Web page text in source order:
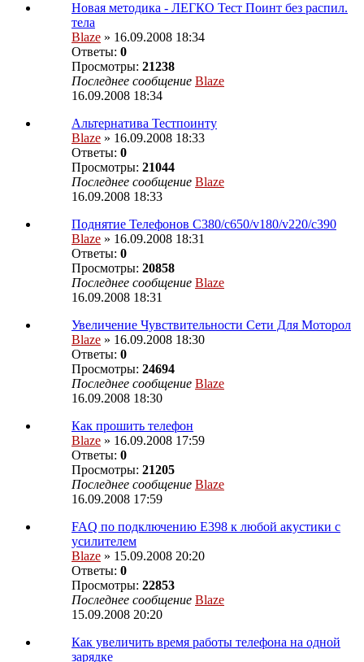
Новая методика - ЛЕГКО Тест Поинт без распил.
тела
Blaze » 16.09.2008 18:34
Ответы: 0
Просмотры: 21238
Последнее сообщение Blaze
16.09.2008 18:34
Альтернатива Тестпоинту
Blaze » 16.09.2008 18:33
Ответы: 0
Просмотры: 21044
Последнее сообщение Blaze
16.09.2008 18:33
Поднятие Телефонов C380/c650/v180/v220/c390
Blaze » 16.09.2008 18:31
Ответы: 0
Просмотры: 20858
Последнее сообщение Blaze
16.09.2008 18:31
Увеличение Чувствительности Сети Для Моторол
Blaze » 16.09.2008 18:30
Ответы: 0
Просмотры: 24694
Последнее сообщение Blaze
16.09.2008 18:30
Как прошить телефон
Blaze » 16.09.2008 17:59
Ответы: 0
Просмотры: 21205
Последнее сообщение Blaze
16.09.2008 17:59
FAQ по подключению E398 к любой акустики с
усилителем
Blaze » 15.09.2008 20:20
Ответы: 0
Просмотры: 22853
Последнее сообщение Blaze
15.09.2008 20:20
Как увеличить время работы телефона на одной
зарядке